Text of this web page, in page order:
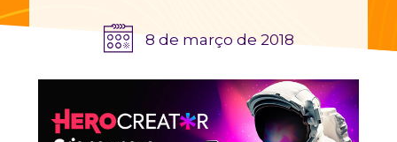
8 de março de 2018